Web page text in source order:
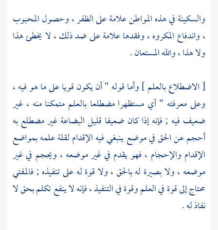
والسكينة في هذه المواطن علامة على الظفر ، وحصول المحبوب
، واندفاع المكروه ، وفقدها علامة على ضد ذلك ، لا يخطئ هذا
ولا هذا ، والله المستعان .
[ الاضطلاع بالعلم ] وأما قوله " أن يكون قويا على ما هو فيه ،
وعلى معرفته " أي مستظهرا مضطلعا بالعلم متمكنا منه ، غير
ضعيف فيه ; فإنه إذا كان ضعيفا قليل البضاعة غير مضطلع به
أحجم عن الحق في موضع ينبغي فيه الإقدام لقلة علمه بمواضع
الإقدام والإحجام ، فهو يقدم في غير موضعه ، ويحجم في غير
موضعه ، ولا بصيرة له بالحق ، ولا قوة له على تنفيذه ; فالمفتي
محتاج إلى قوة في العلم وقوة في التنفيذ ، فإنه لا ينفع تكلم بحق لا
نفاذ له .